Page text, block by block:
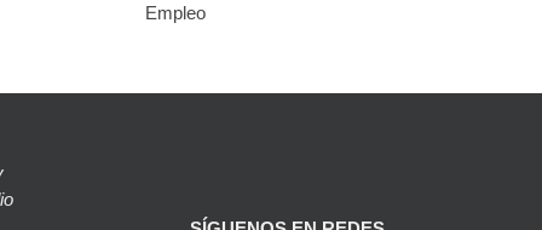
Empleo